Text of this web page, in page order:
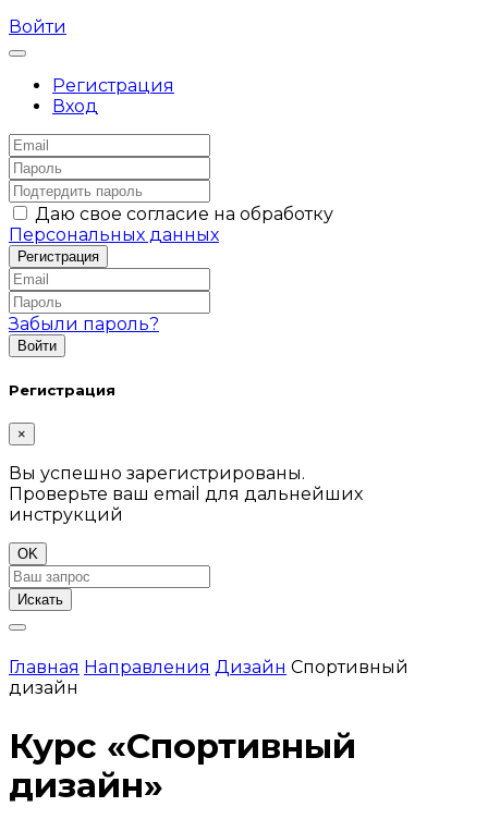
Войти
Регистрация
Вход
Даю свое согласие на обработку
Персональных данных
Забыли пароль?
Регистрация
×
Вы успешно зарегистрированы.
Проверьте ваш email для дальнейших
инструкций
OK
Искать
Главная Направления Дизайн Спортивный
дизайн
Курс «Спортивный
дизайн»